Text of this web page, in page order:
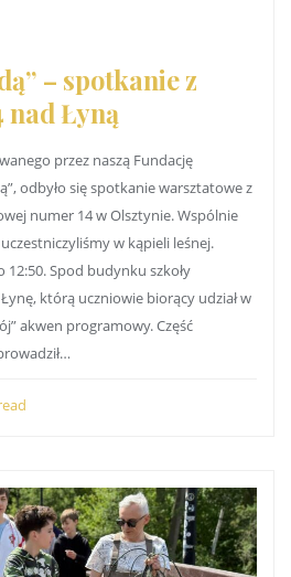
– spotkanie z
nad Łyną
przez naszą Fundację
odbyło się spotkanie warsztatowe z
numer 14 w Olsztynie. Wspólnie
w kąpieli leśnej.
12:50. Spod budynku szkoły
którą uczniowie biorący udział w
akwen programowy. Część